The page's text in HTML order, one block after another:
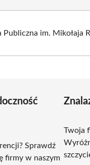
im. Mikołaja
Sprawdź
firmy w naszym
Twoja